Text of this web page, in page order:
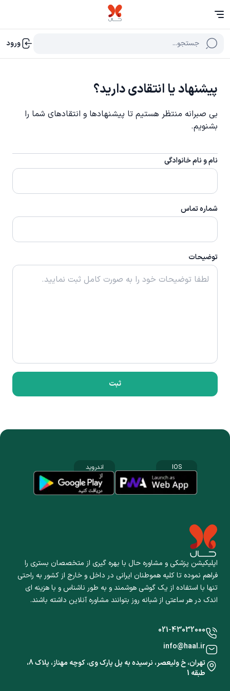
جستجو... ورود
پیشنهاد یا انتقادی دارید؟
بی صبرانه منتظر هستیم تا پیشنهادها و انتقادهای شما را
بشنویم.
نام و نام خانوادگی
شماره تماس
توضیحات
ثبت
اپلیکیشن پزشکی و مشاوره حال با بهره گیری از متخصصان بستری را
فراهم نموده تا کلیه هموطنان ایرانی در داخل و خارج از کشور به راحتی
تنها با استفاده از یک گوشی هوشمند و به طور ناشناس و با هزینه ای
اندک در هر ساعتی از شبانه روز بتوانند مشاوره آنلاین داشته باشند.
IOS اندروید
021-43032000
info@haal.ir
تهران، خ ولیعصر، نرسیده به پل پارک وی، کوچه مهناز، پلاک 8،
طبقه 1